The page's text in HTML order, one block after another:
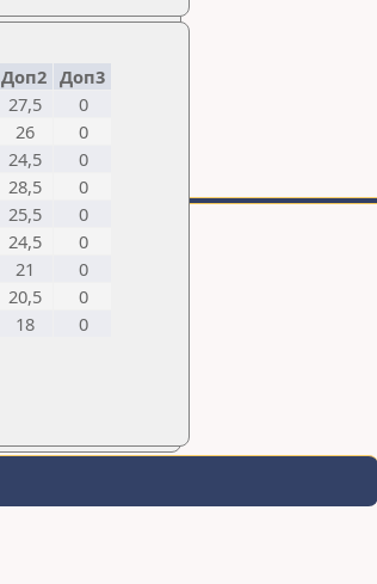
Доп2 Доп3
27,5
0
26
0
24,5
0
28,5
0
25,5
0
24,5
0
21
0
20,5
0
18
0